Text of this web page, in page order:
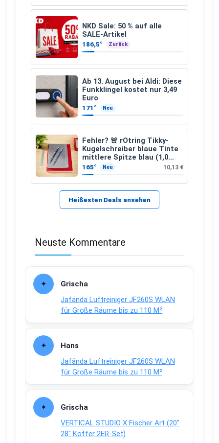
NKD Sale: 50 % auf alle
SALE-Artikel
186,5° Zurück
Ab 13. August bei Aldi: Diese
Funkklingel kostet nur 3,49
Euro
171° Neu
Fehler? 🚨 rOtring Tikky-
Kugelschreiber blaue Tinte
mittlere Spitze blau (1,0
mm – 12 Stück)
165° Neu 10,13 €
Heißesten Deals ansehen
Neuste Kommentare
Grischa
Jafända Luftreiniger JF260S WLAN
für Große Räume bis zu 110 M²
Hans
Jafända Luftreiniger JF260S WLAN
für Große Räume bis zu 110 M²
Grischa
VERTICAL STUDIO X Fischer Art (20″
28″ Koffer 2ER-Set)